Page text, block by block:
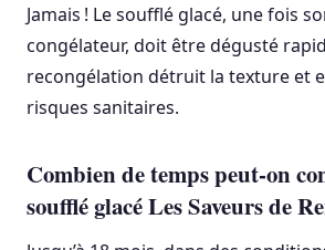
Jamais ! Le soufflé glacé, une fois
congélateur, doit être dégusté
recongélation détruit la texture et
risques sanitaires.
Combien de temps peut-on
soufflé glacé Les Saveurs de